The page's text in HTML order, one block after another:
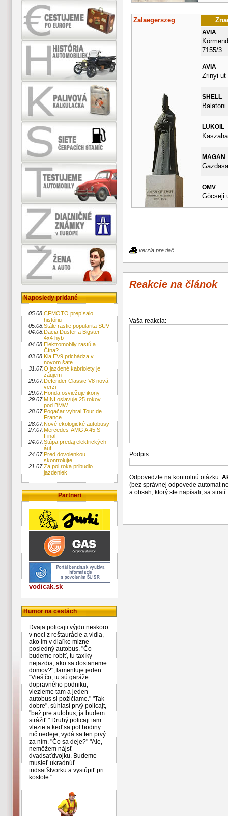
Naposledy pridané
05.08.CFMOTO prepísalo
históriu
05.08.Stále rastie popularita SUV
04.08.Dacia Duster a Bigster
4x4 hyb
04.08.Elektromobily rastú a
Čína?
03.08.Kia EV9 prichádza v
novom šate
31.07.O jazdené kabriolety je
záujem
29.07.Defender Classic V8 nová
verzi
29.07.Honda osviežuje ikony
29.07.MINI oslavuje 25 rokov
pod BMW
28.07.Pogačar vyhral Tour de
France
28.07.Nové ekologické autobusy
27.07.Mercedes-AMG A 45 S
Final
24.07.Stúpa predaj elektrických
áut
24.07.Pred dovolenkou
skontrolujte..
21.07.Za pol roka pribudlo
jazdeniek
Partneri
vodicak.sk
Humor na cestách
Dvaja policajti výjdu neskoro
v noci z reštaurácie a vidia,
ako im v diaľke mizne
posledný autobus. "Čo
budeme robiť, tu taxíky
nejazdia, ako sa dostaneme
domov?", lamentuje jeden.
"Vieš čo, tu sú garáže
dopravného podniku,
vlezieme tam a jeden
autobus si požičiame." "Tak
dobre", súhlasí prvý policajt,
"bež pre autobus, ja budem
strážiť." Druhý policajt tam
vlezie a keď sa pol hodiny
nič nedeje, vydá sa ten prvý
za ním. "Čo sa deje?" "Ale,
nemôžem nájsť
dvadsaťdvojku. Budeme
musieť ukradnúť
tridsaťštvorku a vystúpiť pri
kostole."
Zalaegerszeg
AVIA
7155/3
AVIA
Zrinyi ut
SHELL
LUKOIL
MAGAN
OMV
Göcseji
verzia pre tlač
Reakcie na článok
Vaša reakcia:
Podpis:
Odpovedzte na kontrolnú otázku:
(bez správnej odpovede automat
a obsah, ktorý ste napísali, sa